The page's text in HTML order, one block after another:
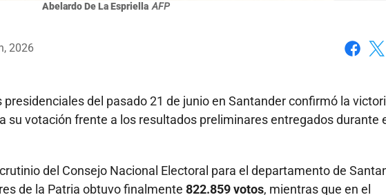
Abelardo De La Espriella AFP
2026
del pasado 21 de junio en Santander confirmó la
su votación frente a los resultados preliminares entregados durante
del Consejo Nacional Electoral para el departamento de
de la Patria obtuvo finalmente 822.859 votos, mientras que en el